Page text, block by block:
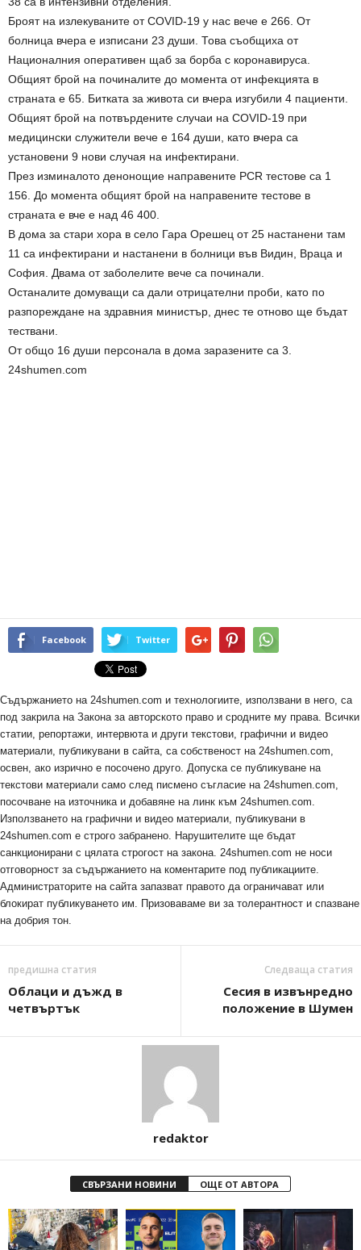
Броят на излекуваните от COVID-19 у нас вече е 266. От
болница вчера е изписани 23 души. Това съобщиха от
Националния оперативен щаб за борба с коронавируса.
Общият брой на починалите до момента от инфекцията в
страната е 65. Битката за живота си вчера изгубили 4 пациенти.
Общият брой на потвърдените случаи на COVID-19 при
медицински служители вече е 164 души, като вчера са
установени 9 нови случая на инфектирани.
През изминалото денонощие направените PCR тестове са 1
156. До момента общият брой на направените тестове в
страната е вче е над 46 400.
В дома за стари хора в село Гара Орешец от 25 настанени там
11 са инфектирани и настанени в болници във Видин, Враца и
София. Двама от заболелите вече са починали.
Останалите домуващи са дали отрицателни проби, като по
разпореждане на здравния министър, днес те отново ще бъдат
тествани.
От общо 16 души персонала в дома заразените са 3.
24shumen.com
Facebook Twitter
Съдържанието на 24shumen.com и технологиите, използвани в него, са
под закрила на Закона за авторското право и сродните му права. Всички
статии, репортажи, интервюта и други текстови, графични и видео
материали, публикувани в сайта, са собственост на 24shumen.com,
освен, ако изрично е посочено друго. Допуска се публикуване на
текстови материали само след писмено съгласие на 24shumen.com,
посочване на източника и добавяне на линк към 24shumen.com.
Използването на графични и видео материали, публикувани в
24shumen.com е строго забранено. Нарушителите ще бъдат
санкционирани с цялата строгост на закона. 24shumen.com не носи
отговорност за съдържанието на коментарите под публикациите.
Администраторите на сайта запазват правото да ограничават или
блокират публикуването им. Призоваваме ви за толерантност и спазване
на добрия тон.
предишна статия
Облаци и дъжд в
четвъртък
Следваща статия
Сесия в извънредно
положение в Шумен
redaktor
СВЪРЗАНИ НОВИНИ ОЩЕ ОТ АВТОРА